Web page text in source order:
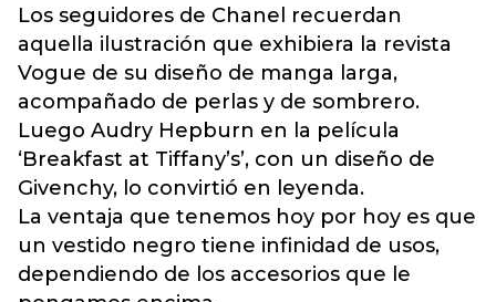
Los seguidores de Chanel recuerdan
aquella ilustración que exhibiera la revista
Vogue de su diseño de manga larga,
acompañado de perlas y de sombrero.
Luego Audry Hepburn en la película
‘Breakfast at Tiffany’s’, con un diseño de
Givenchy, lo convirtió en leyenda.
La ventaja que tenemos hoy por hoy es que
un vestido negro tiene infinidad de usos,
dependiendo de los accesorios que le